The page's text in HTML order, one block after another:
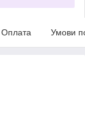
Оплата Умови